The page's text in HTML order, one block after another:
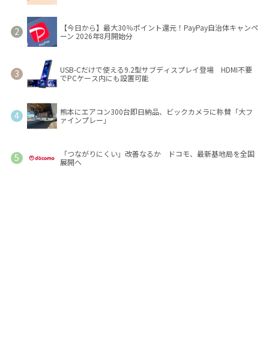
【今日から】最大30％ポイント還元！PayPay自治体キャンペ
ーン 2026年8月開始分
USB-Cだけで使える9.2型サブディスプレイ登場 HDMI不要
でPCケース内にも設置可能
熊本にエアコン300台即日納品、ビックカメラに称賛「大フ
ァインプレー」
「つながりにくい」改善なるか ドコモ、最新基地局を全国
展開へ